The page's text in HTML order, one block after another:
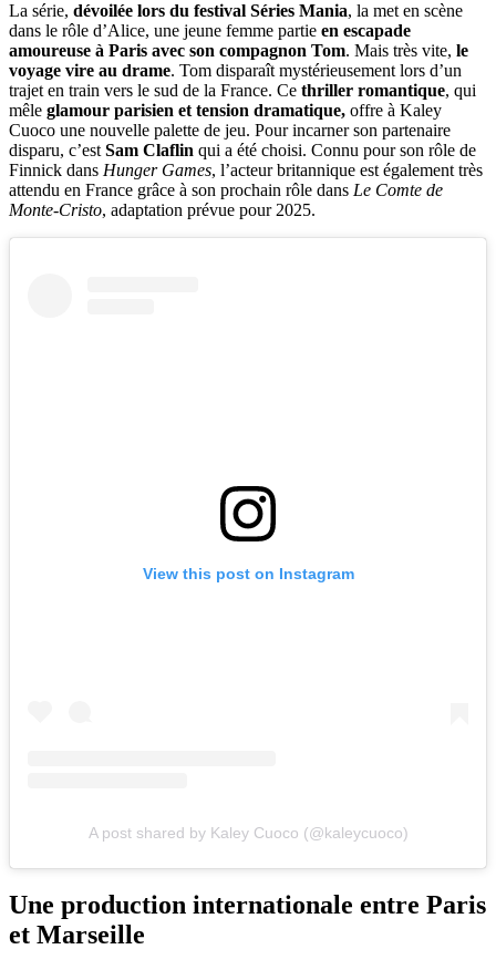
La série, dévoilée lors du festival Séries Mania, la met en scène
dans le rôle d’Alice, une jeune femme partie en escapade
amoureuse à Paris avec son compagnon Tom. Mais très vite, le
voyage vire au drame. Tom disparaît mystérieusement lors d’un
trajet en train vers le sud de la France. Ce thriller romantique, qui
mêle glamour parisien et tension dramatique, offre à Kaley
Cuoco une nouvelle palette de jeu. Pour incarner son partenaire
disparu, c’estSam Claflin qui a été choisi. Connu pour son rôle de
Finnick dans Hunger Games, l’acteur britannique est également très
attendu en France grâce à son prochain rôle dans Le Comte de
Monte-Cristo, adaptation prévue pour 2025.
View this post on Instagram
A post shared by Kaley Cuoco (@kaleycuoco)
Une production internationale entre Paris
et Marseille